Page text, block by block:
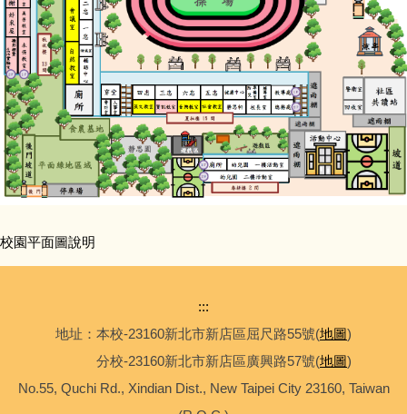
校園平面圖說明
:::
地址：本校-23160新北市新店區屈尺路55號(地圖)
分校-23160新北市新店區廣興路57號(地圖)
No.55, Quchi Rd., Xindian Dist., New Taipei City 23160, Taiwan